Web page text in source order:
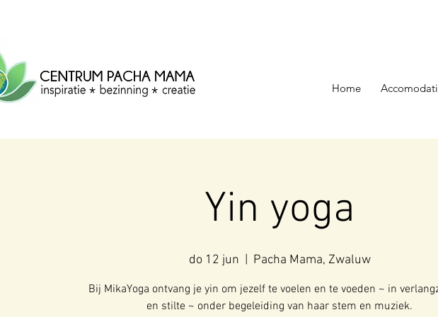
Centrum voor inspiratie, bezinning &
creatie.
Home
Yin yoga
do 12 jun Pacha Mama, Zwaluw
Bij MikaYoga ontvang je yin om jezelf te voelen en te voeden ~ in
en stilte ~ onder begeleiding van haar stem en muziek.